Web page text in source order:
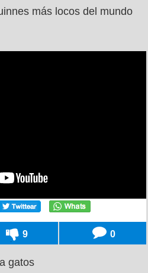
más locos del mundo
9 0
gatos